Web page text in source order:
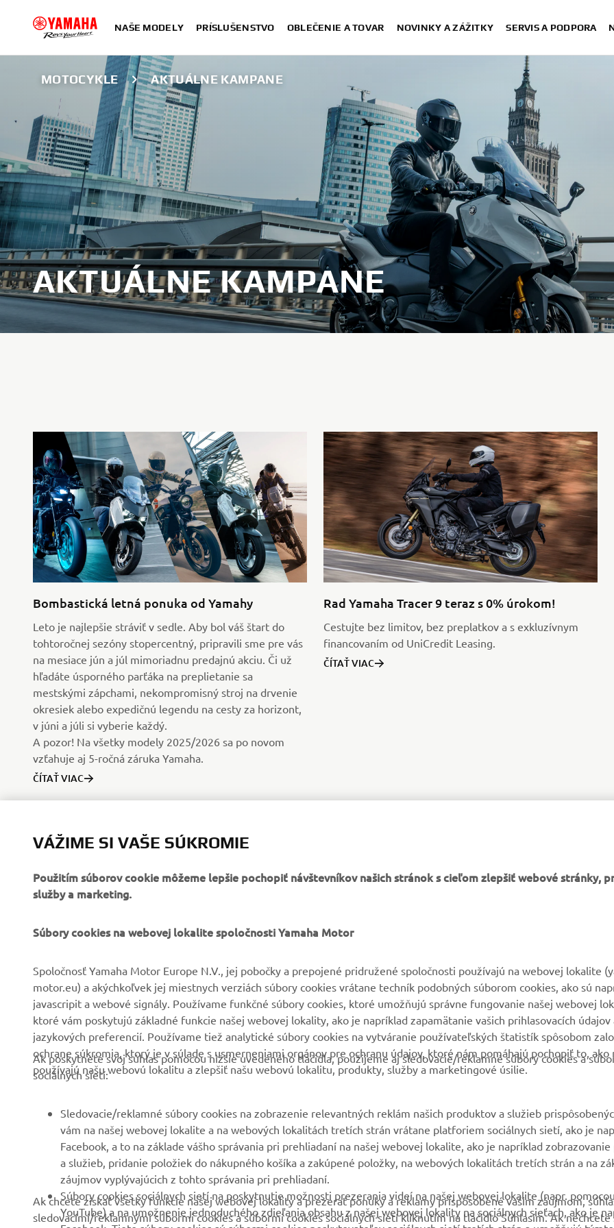
NAŠE MODELY PRÍSLUŠENSTVO OBLEČENIE A TOVAR NOVINKY A ZÁŽITKY SERVIS A PODPORA
MOTOCYKLE AKTUÁLNE KAMPANE
AKTUÁLNE KAMPANE
Bombastická letná ponuka od Yamahy
Leto je najlepšie stráviť v sedle. Aby bol váš štart do
tohtoročnej sezóny stopercentný, pripravili sme pre vás
na mesiace jún a júl mimoriadnu predajnú akciu. Či už
hľadáte úsporného parťáka na preplietanie sa
mestskými zápchami, nekompromisný stroj na drvenie
okresiek alebo expedičnú legendu na cesty za horizont,
v júni a júli si vyberie každý.
A pozor! Na všetky modely 2025/2026 sa po novom
vzťahuje aj 5-ročná záruka Yamaha.
ČÍTAŤ VIAC
Rad Yamaha Tracer 9 teraz s 0% úrokom!
Cestujte bez limitov, bez preplatkov a s exkluzívnym
financovaním od UniCredit Leasing.
ČÍTAŤ VIAC
1
FIREMNÉ STRÁNKY
Novinky
Podujatia
Tlač
Katalóg
Staňte sa predajcom
Zásady týkajúce sa
ľudských práv
Základné zásady
udržateľnosti
B2B
Úrady
Prví respondenti
Súprava autoškoly
Partnerstvá
Technické informácie pre
nezávislých predajcov
Yamalube Safety Data
Sheets
VIAC YAMAHA
Yamaha Music
Yamaha Racing
Yamaha Motor Global
Mobilné aplikácie
Rezervácia na servis
Nájsť predajcu
Nakladaní s použitými
batériami
VÁŽIME SI VAŠE SÚKROMIE
Použitím súborov cookie môžeme lepšie pochopiť návštevníkov našich stránok s cieľom zlepšiť webové stránky,
služby a marketing.
Súbory cookies na webovej lokalite spoločnosti Yamaha Motor
Spoločnosť Yamaha Motor Europe N.V., jej pobočky a prepojené pridružené spoločnosti používajú na webovej lokalite
motor.eu) a akýchkoľvek jej miestnych verziách súbory cookies vrátane techník podobných súborom cookies, ako sú
javascripit a webové signály. Používame funkčné súbory cookies, ktoré umožňujú správne fungovanie našej webovej
ktoré vám poskytujú základné funkcie našej webovej lokality, ako je napríklad zapamätanie vašich prihlasovacích údajov
jazykových preferencií. Používame tiež analytické súbory cookies na vytváranie používateľských štatistík spôsobom
ochrane súkromia, ktorý je v súlade s usmerneniami orgánov pre ochranu údajov, ktoré nám pomáhajú pochopiť to, ako
používajú našu webovú lokalitu a zlepšiť našu webovú lokalitu, produkty, služby a marketingové úsilie.
Ak poskytnete svoj súhlas pomocou nižšie uvedeného tlačidla, použijeme aj sledovacie/reklamné súbory cookies a
sociálnych sietí:
Sledovacie/reklamné súbory cookies na zobrazenie relevantných reklám našich produktov a služieb
vám na našej webovej lokalite a na webových lokalitách tretích strán vrátane platforiem sociálnych sietí, ako je
Facebook, a to na základe vášho správania pri prehliadaní na našej webovej lokalite, ako je napríklad
a služieb, pridanie položiek do nákupného košíka a zakúpené položky, na webových lokalitách tretích strán a na
záujmov vyplývajúcich z tohto správania pri prehliadaní.
Súbory cookies sociálnych sietí na poskytnutie možnosti prezerania videí na našej webovej lokalite (napr.
YouTube) a na umožnenie jednoduchého zdieľania obsahu z našej webovej lokality na sociálnych sieťach, ako je
Ak chcete získať všetky funkcie našej webovej lokality a prezerať ponuky a reklamy prispôsobené vašim záujmom,
sledovacími/reklamnými súbormi cookies a súbormi cookies sociálnych sietí kliknutím na tlačidlo Súhlasím. Ak nechcete